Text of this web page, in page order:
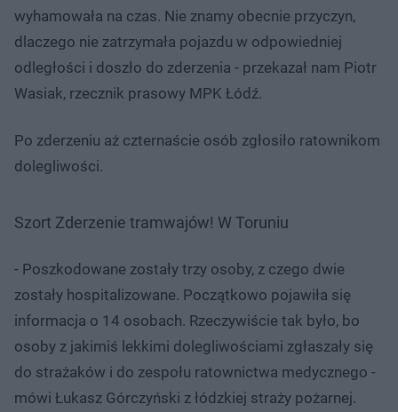
wyhamowała na czas. Nie znamy obecnie przyczyn,
dlaczego nie zatrzymała pojazdu w odpowiedniej
odległości i doszło do zderzenia - przekazał nam Piotr
Wasiak, rzecznik prasowy MPK Łódź.
Po zderzeniu aż czternaście osób zgłosiło ratownikom
dolegliwości.
Szort Zderzenie tramwajów! W Toruniu
- Poszkodowane zostały trzy osoby, z czego dwie
zostały hospitalizowane. Początkowo pojawiła się
informacja o 14 osobach. Rzeczywiście tak było, bo
osoby z jakimiś lekkimi dolegliwościami zgłaszały się
do strażaków i do zespołu ratownictwa medycznego -
mówi Łukasz Górczyński z łódzkiej straży pożarnej.